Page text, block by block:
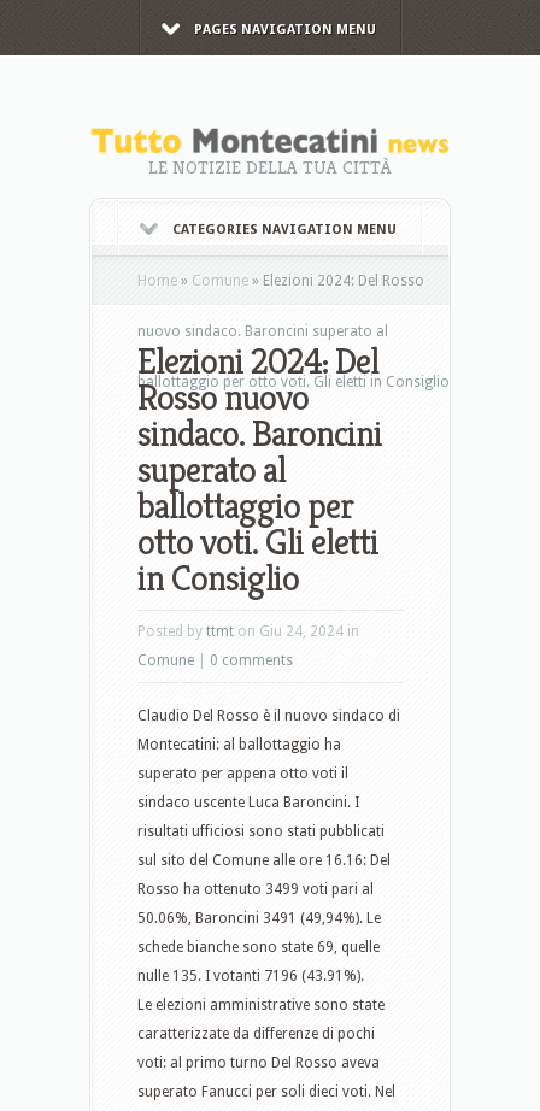
PAGES NAVIGATION MENU
LE NOTIZIE DELLA TUA CITTÀ
CATEGORIES NAVIGATION MENU
Home » Comune » Elezioni 2024: Del Rosso
nuovo sindaco. Baroncini superato al
ballottaggio per otto voti. Gli eletti in Consiglio
Elezioni 2024: Del
Rosso nuovo
sindaco. Baroncini
superato al
ballottaggio per
otto voti. Gli eletti
in Consiglio
Posted by ttmt on Giu 24, 2024 in
Comune
0 comments
Claudio Del Rosso è il nuovo sindaco di
Montecatini: al ballottaggio ha
superato per appena otto voti il
sindaco uscente Luca Baroncini. I
risultati ufficiosi sono stati pubblicati
sul sito del Comune alle ore 16.16: Del
Rosso ha ottenuto 3499 voti pari al
50.06%, Baroncini 3491 (49,94%). Le
schede bianche sono state 69, quelle
nulle 135. I votanti 7196 (43.91%).
Le elezioni amministrative sono state
caratterizzate da differenze di pochi
voti: al primo turno Del Rosso aveva
superato Fanucci per soli dieci voti. Nel